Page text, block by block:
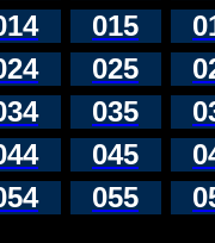
015
025
035
045
055